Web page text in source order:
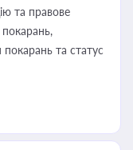
та правове
покарань та статус